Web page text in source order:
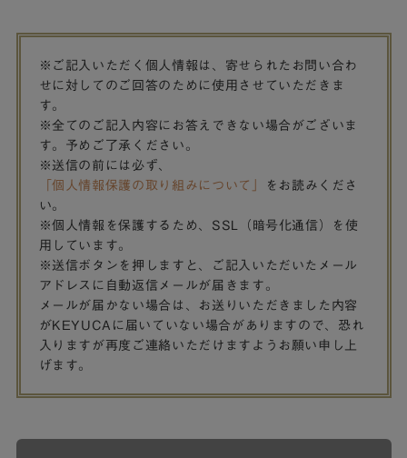
※ご記入いただく個人情報は、寄せられたお問い合わ
せに対してのご回答のために使用させていただきま
す。
※全てのご記入内容にお答えできない場合がございま
す。予めご了承ください。
※送信の前には必ず、
「個人情報保護の取り組みについて」
をお読みくださ
い。
※個人情報を保護するため、SSL（暗号化通信）を使
用しています。
※送信ボタンを押しますと、ご記入いただいたメール
アドレスに自動返信メールが届きます。
メールが届かない場合は、お送りいただきました内容
がKEYUCAに届いていない場合がありますので、恐れ
入りますが再度ご連絡いただけますようお願い申し上
げます。